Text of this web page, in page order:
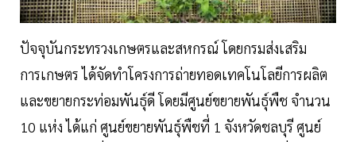
ปัจจุบันกระทรวงเกษตรและสหกรณ์ โดยกรมส่งเสริม
การเกษตร ได้จัดทำโครงการถ่ายทอดเทคโนโลยีการผลิต
และขยายกระท่อมพันธุ์ดี โดยมีศูนย์ขยายพันธุ์พืช จำนวน
10 แห่ง ได้แก่ ศูนย์ขยายพันธุ์พืชที่ 1 จังหวัดชลบุรี ศูนย์